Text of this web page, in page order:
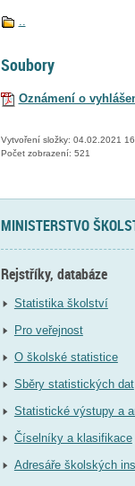
..
Soubory
Oznámení o
Vytvoření složky: 04.02.2021
Počet zobrazení: 521
MINISTERSTVO
Rejstříky, databáze
Statistika školství
Pro veřejnost
O školské statistice
Sběry statistických dat
Statistické výstupy a
Číselníky a klasifikace
Adresáře školských